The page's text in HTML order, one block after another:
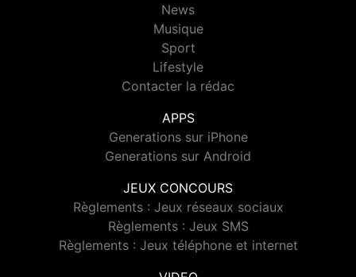
News
Musique
Sport
Lifestyle
Contacter la rédac
APPS
Generations sur iPhone
Generations sur Android
JEUX CONCOURS
Règlements : Jeux réseaux sociaux
Règlements : Jeux SMS
Règlements : Jeux téléphone et internet